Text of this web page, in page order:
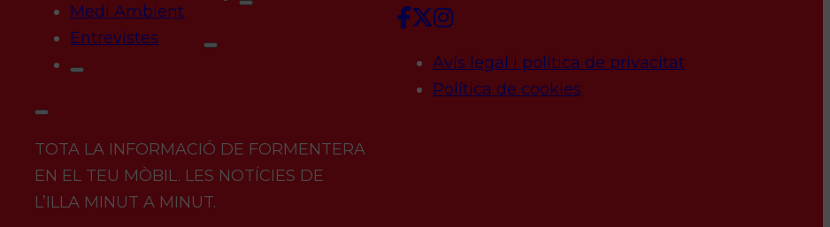
Medi Ambient
Entrevistes
TOTA LA INFORMACIÓ DE FORMENTERA
EN EL TEU MÒBIL. LES NOTÍCIES DE
L’ILLA MINUT A MINUT.
Avís legal i política de privacitat
Política de cookies